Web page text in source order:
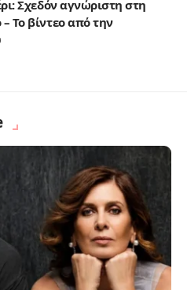
Σχεδόν αγνώριστη στη
Το βίντεο από την